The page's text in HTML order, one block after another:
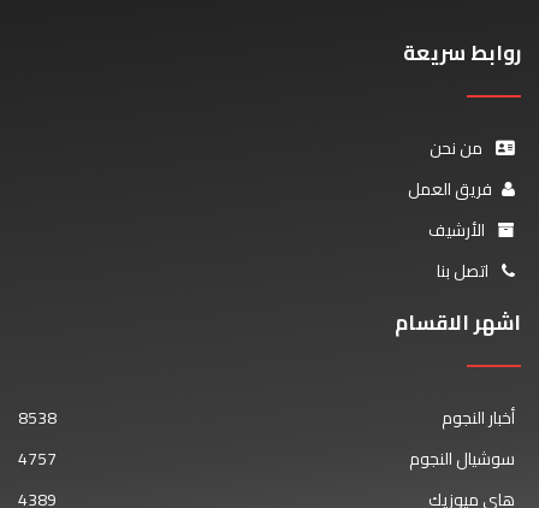
روابط سريعة
من نحن
فريق العمل
الأرشيف
اتصل بنا
اشهر الاقسام
أخبار النجوم
8538
سوشيال النجوم
4757
هاي ميوزيك
4389